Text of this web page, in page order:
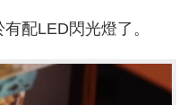
配LED閃光燈了。